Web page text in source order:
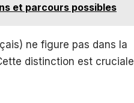
et parcours possibles
ne figure pas dans la
distinction est cruciale